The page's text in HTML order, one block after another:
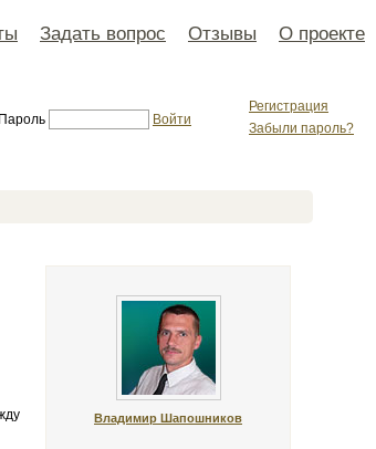
Задать вопрос Отзывы О проекте
Регистрация
Забыли пароль?
Войти
Владимир Шапошников